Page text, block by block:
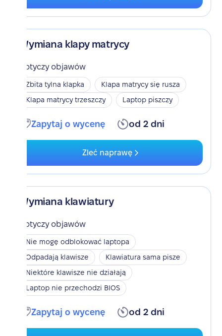
Wymiana klapy matrycy
Dotyczy objawów
Zbita tylna klapka
Klapa matrycy się rusza
Klapa matrycy trzeszczy
Laptop piszczy
Zapytaj o wycenę od 2 dni
Zleć naprawę
Wymiana klawiatury
Dotyczy objawów
Nie mogę odblokować laptopa
Odpadają klawisze
Klawiatura sama pisze
Niektóre klawisze nie działają
Laptop nie przechodzi BIOS
Zapytaj o wycenę od 2 dni